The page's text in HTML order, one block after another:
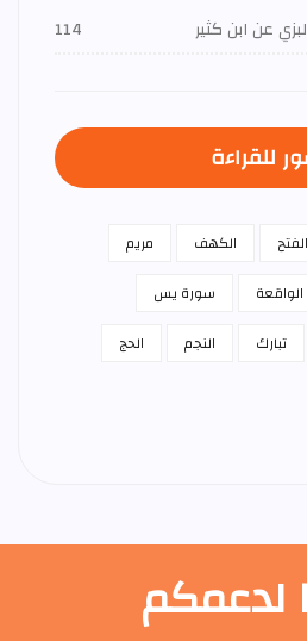
عن ابن كثير
114
للقراءة
الفتح الكهف
مريم
الواقعة
سورة يس
تبارك النجم
الحج
لدعمكم